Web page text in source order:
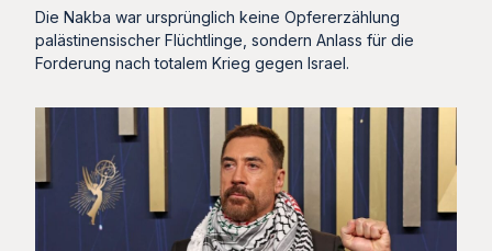
Die Nakba war ursprünglich keine Opfererzählung
palästinensischer Flüchtlinge, sondern Anlass für die
Forderung nach totalem Krieg gegen Israel.